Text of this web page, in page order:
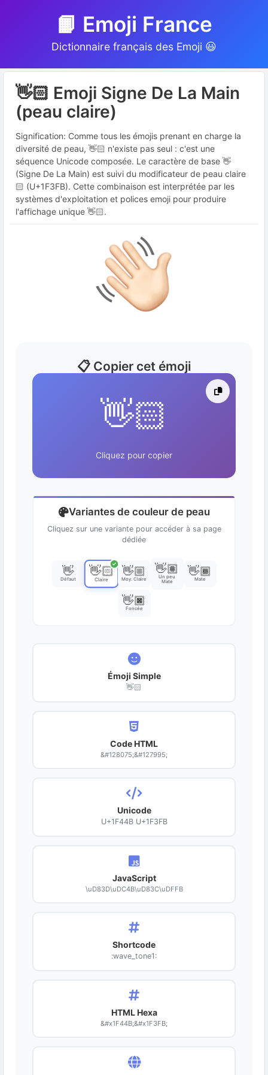
📙 Emoji France
Dictionnaire français des Emoji 😃
👋🏻 Emoji Signe De La Main
(peau claire)
Signification: Comme tous les émojis prenant en charge la
diversité de peau, 👋🏻 n'existe pas seul : c'est une
séquence Unicode composée. Le caractère de base 👋
(Signe De La Main) est suivi du modificateur de peau claire
🏻 (U+1F3FB). Cette combinaison est interprétée par les
systèmes d'exploitation et polices emoji pour produire
l'affichage unique 👋🏻.
📋 Copier cet émoji
👋🏻
Cliquez pour copier
Variantes de couleur de peau
Cliquez sur une variante pour accéder à sa page
dédiée
👋
Défaut
✓
👋🏻
Claire
👋🏼
Moy. Claire
👋🏽
Un peu
Mate
👋🏾
Mate
👋🏿
Foncée
Émoji Simple
👋🏻
Code HTML
&#128075;&#127995;
Unicode
U+1F44B U+1F3FB
JavaScript
\uD83D\uDC4B\uD83C\uDFFB
Shortcode
:wave_tone1:
HTML Hexa
&#x1F44B;&#x1F3FB;